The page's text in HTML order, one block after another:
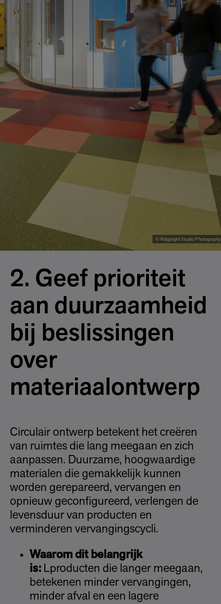
© Ridgelight Studio Photography
2. Geef prioriteit
aan duurzaamheid
bij beslissingen
over
materiaalontwerp
Circulair ontwerp betekent het creëren
van ruimtes die lang meegaan en zich
aanpassen. Duurzame, hoogwaardige
materialen die gemakkelijk kunnen
worden gerepareerd, vervangen en
opnieuw geconfigureerd, verlengen de
levensduur van producten en
verminderen vervangingscycli.
Waarom dit belangrijk
is: Lproducten die langer meegaan,
betekenen minder vervangingen,
minder afval en een lagere